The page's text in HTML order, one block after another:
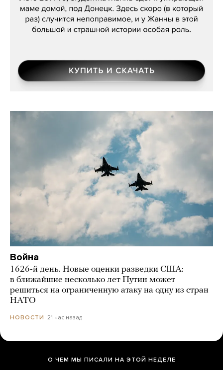
Война
1626-й день. Новые оценки разведки США:
в ближайшие несколько лет Путин может
решиться на ограниченную атаку на одну из стран
НАТО
НОВОСТИ 21 час назад
О ЧЕМ МЫ ПИСАЛИ НА ЭТОЙ НЕДЕЛЕ